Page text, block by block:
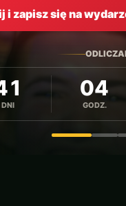
i zapisz się na
DNI
04
GODZ.
Zdjęcie 1